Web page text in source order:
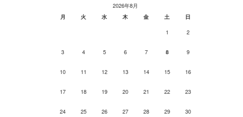
2026年8月
月 火 水 木 金 土 日
1 2
3 4 5 6 7 8 9
10 11 12 13 14 15 16
17 18 19 20 21 22 23
24 25 26 27 28 29 30